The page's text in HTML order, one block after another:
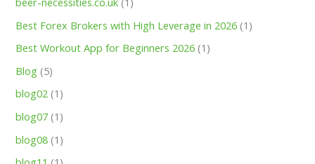
Best Forex Brokers with High Leverage in 2026 (1)
Best Workout App for Beginners 2026 (1)
Blog (5)
blog02 (1)
blog07 (1)
blog08 (1)